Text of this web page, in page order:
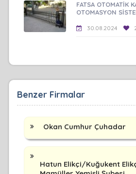
FATSA OTOMATİK
OTOMASYON
30.08.2024
Benzer Firmalar
Okan Cumhur Çuhadar
Hatun Elikçi/Kuğukent